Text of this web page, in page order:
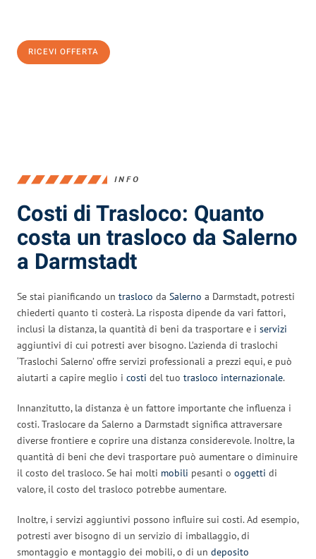
RICEVI OFFERTA
INFO
Costi di Trasloco: Quanto
costa un trasloco da Salerno
a Darmstadt
Se stai pianificando un trasloco da Salerno a Darmstadt, potresti
chiederti quanto ti costerà. La risposta dipende da vari fattori,
inclusi la distanza, la quantità di beni da trasportare e i servizi
aggiuntivi di cui potresti aver bisogno. L’azienda di traslochi
‘Traslochi Salerno’ offre servizi professionali a prezzi equi, e può
aiutarti a capire meglio i costi del tuo trasloco internazionale.
Innanzitutto, la distanza è un fattore importante che influenza i
costi. Traslocare da Salerno a Darmstadt significa attraversare
diverse frontiere e coprire una distanza considerevole. Inoltre, la
quantità di beni che devi trasportare può aumentare o diminuire
il costo del trasloco. Se hai molti mobili pesanti o oggetti di
valore, il costo del trasloco potrebbe aumentare.
Inoltre, i servizi aggiuntivi possono influire sui costi. Ad esempio,
potresti aver bisogno di un servizio di imballaggio, di
smontaggio e montaggio dei mobili, o di un deposito